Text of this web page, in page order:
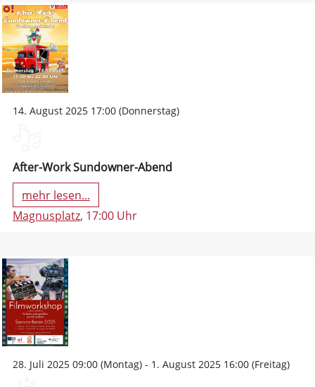
14. August 2025 17:00 (Donnerstag)
After-Work Sundowner-Abend
mehr lesen...
Magnusplatz, 17:00 Uhr
28. Juli 2025 09:00 (Montag) - 1. August 2025 16:00 (Freitag)